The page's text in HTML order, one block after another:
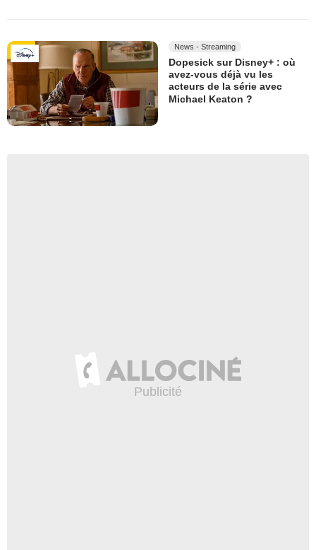
News - Streaming
Dopesick sur Disney+ : où
avez-vous déjà vu les
acteurs de la série avec
Michael Keaton ?